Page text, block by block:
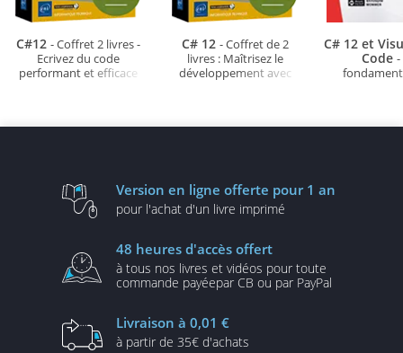
C#12 - Coffret 2 livres -
Ecrivez du code
performant et efficace
C# 12 - Coffret de 2
livres : Maîtrisez le
développement avec
C# 12 et
Code -
Version en ligne offerte pour 1 an
pour l'achat d'un livre imprimé
48 heures d'accès offert
à tous nos livres et vidéos pour toute
commande payéepar CB ou par PayPal
Livraison à 0,01 €
à partir de 35€ d'achats